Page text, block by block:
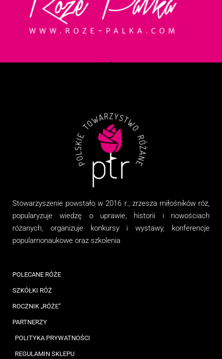
Stowarzyszenie powstało w 2016 r., zrzesza miłośników róż,
popularyzuje wiedzę o uprawie, historii i nowościach
różanych, organizujekonkursy i wystawy, konferencje
popularnonaukowe oraz szkolenia
POLECANE RÓŻE
SZKÓŁKI RÓŻ
ROCZNIK „RÓŻE”
PARTNERZY
POLITYKA PRYWATNOŚCI
REGULAMIN SKLEPU